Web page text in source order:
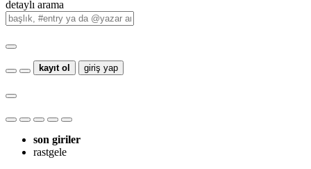
detaylı arama
kayıt ol giriş yap
son giriler
rastgele